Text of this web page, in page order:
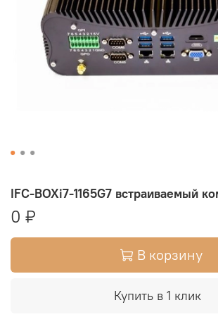
IFC-BOXi7-1165G7 встраиваемый
0 ₽
В корзину
Купить в 1 клик